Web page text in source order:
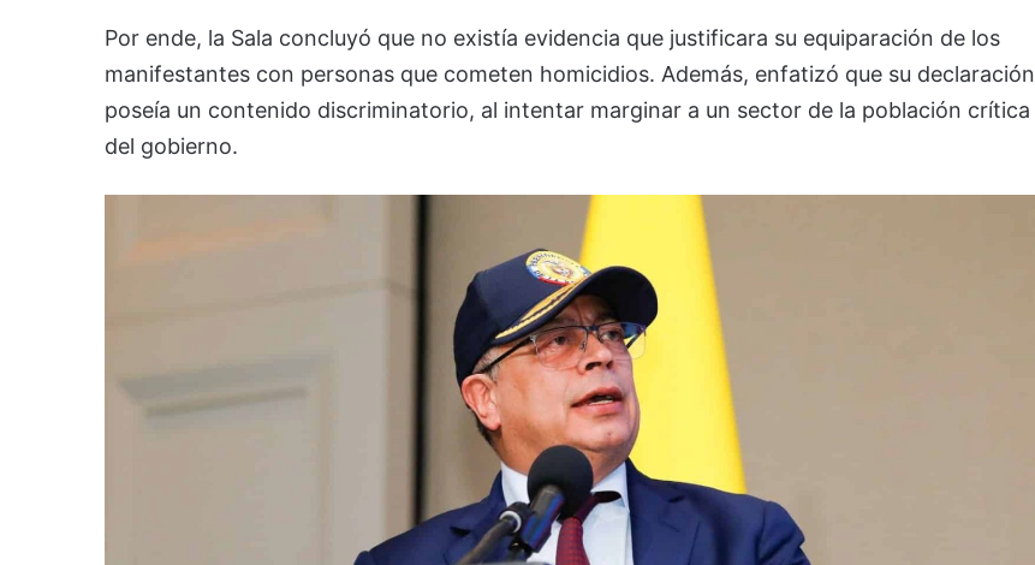
Por ende, la Sala concluyó que no existía evidencia que justificara su equiparación de los
manifestantes con personas que cometen homicidios. Además, enfatizó que su declaración
poseía un contenido discriminatorio, al intentar marginar a un sector de la población crítica
del gobierno.